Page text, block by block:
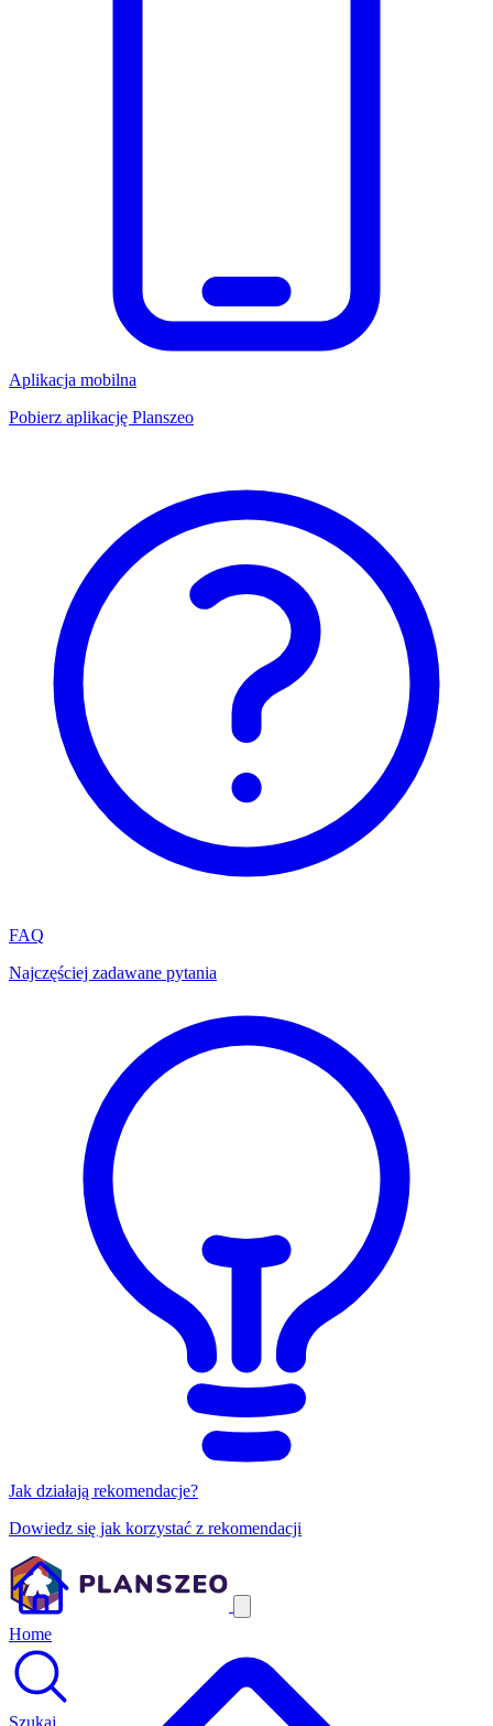
Aplikacja mobilna
Pobierz aplikację Planszeo
FAQ
Najczęściej zadawane pytania
Jak działają rekomendacje?
Dowiedz się jak korzystać z rekomendacji
Home
Szukaj